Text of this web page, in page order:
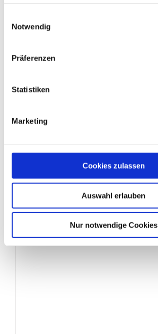
Notwendig
Präferenzen
Statistiken
Marketing
Cookies zulassen
Auswahl erlauben
Nur notwendige Cookies